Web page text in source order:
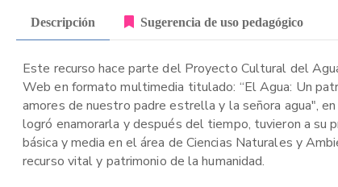
Descripción Sugerencia de uso pedagógico
Este recurso hace parte del Proyecto Cultural del
Web en formato multimedia titulado: “El Agua: Un
amores de nuestro padre estrella y la señora agua",
logró enamorarla y después del tiempo, tuvieron a su
básica y media en el área de Ciencias Naturales y
recurso vital y patrimonio de la humanidad.